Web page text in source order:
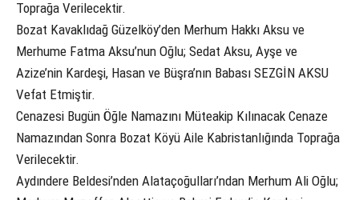
Toprağa Verilecektir.
Bozat Kavaklıdağ Güzelköy’den Merhum Hakkı Aksu ve
Merhume Fatma Aksu’nun Oğlu; Sedat Aksu, Ayşe ve
Azize’nin Kardeşi, Hasan ve Büşra’nın Babası SEZGİN AKSU
Vefat Etmiştir.
Cenazesi Bugün Öğle Namazını Müteakip Kılınacak Cenaze
Namazından Sonra Bozat Köyü Aile Kabristanlığında Toprağa
Verilecektir.
Aydındere Beldesi’nden Alataçoğulları’ndan Merhum Ali Oğlu;